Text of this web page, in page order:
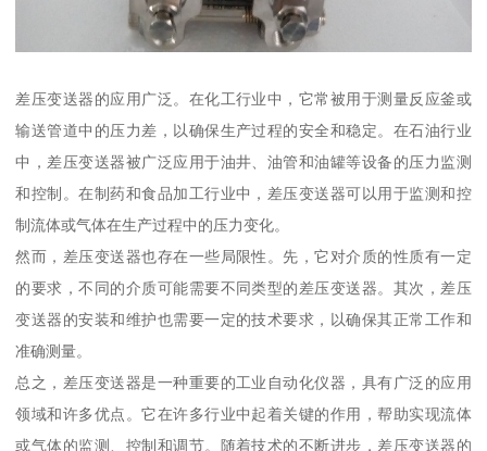
差压变送器的应用广泛。在化工行业中，它常被用于测量反应釜或
输送管道中的压力差，以确保生产过程的安全和稳定。在石油行业
中，差压变送器被广泛应用于油井、油管和油罐等设备的压力监测
和控制。在制药和食品加工行业中，差压变送器可以用于监测和控
制流体或气体在生产过程中的压力变化。
然而，差压变送器也存在一些局限性。先，它对介质的性质有一定
的要求，不同的介质可能需要不同类型的差压变送器。其次，差压
变送器的安装和维护也需要一定的技术要求，以确保其正常工作和
准确测量。
总之，差压变送器是一种重要的工业自动化仪器，具有广泛的应用
领域和许多优点。它在许多行业中起着关键的作用，帮助实现流体
或气体的监测、控制和调节。随着技术的不断进步，差压变送器的